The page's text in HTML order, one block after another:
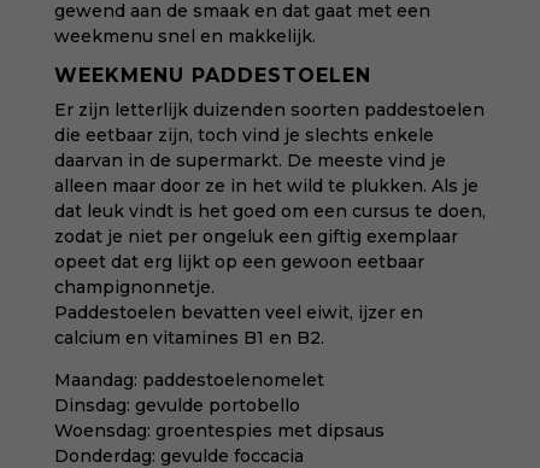
gewend aan de smaak en dat gaat met een
weekmenu snel en makkelijk.
WEEKMENU PADDESTOELEN
Er zijn letterlijk duizenden soorten paddestoelen
die eetbaar zijn, toch vind je slechts enkele
daarvan in de supermarkt. De meeste vind je
alleen maar door ze in het wild te plukken. Als je
dat leuk vindt is het goed om een cursus te doen,
zodat je niet per ongeluk een giftig exemplaar
opeet dat erg lijkt op een gewoon eetbaar
champignonnetje.
Paddestoelen bevatten veel eiwit, ijzer en
calcium en vitamines B1 en B2.
Maandag: paddestoelenomelet
Dinsdag: gevulde portobello
Woensdag: groentespies met dipsaus
Donderdag: gevulde foccacia